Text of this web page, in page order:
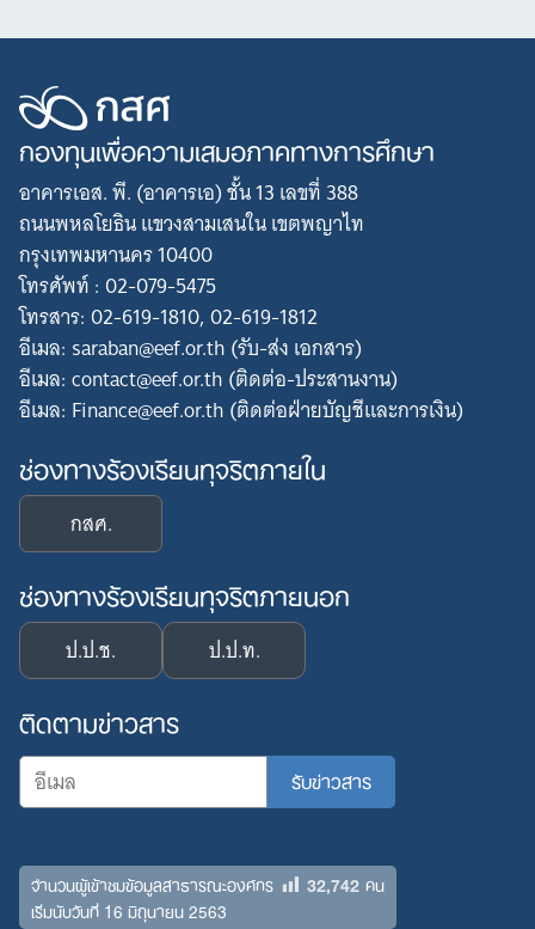
กองทุนเพื่อความเสมอภาคทางการศึกษา
อาคารเอส. พี. (อาคารเอ) ชั้น 13 เลขที่ 388
ถนนพหลโยธิน แขวงสามเสนใน เขตพญาไท
กรุงเทพมหานคร 10400
โทรศัพท์ : 02-079-5475
โทรสาร: 02-619-1810, 02-619-1812
อีเมล: saraban@eef.or.th (รับ-ส่ง เอกสาร)
อีเมล: contact@eef.or.th (ติดต่อ-ประสานงาน)
อีเมล: Finance@eef.or.th (ติดต่อฝ่ายบัญชีและการเงิน)
ช่องทางร้องเรียนทุจริตภายใน
กสศ.
ช่องทางร้องเรียนทุจริตภายนอก
ป.ป.ช. ป.ป.ท.
ติดตามข่าวสาร
จำนวนผู้เข้าชมข้อมูลสาธารณะองค์กร 32,742คน
เริ่มนับวันที่ 16 มิถุนายน 2563